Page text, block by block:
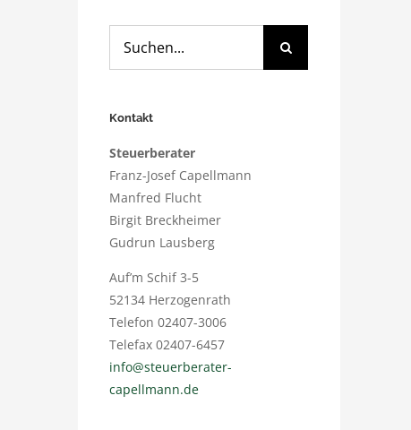
nach:
Kontakt
Steuerberater
Franz-Josef Capellmann
Manfred Flucht
Birgit Breckheimer
Gudrun Lausberg
Auf’m Schif 3-5
52134 Herzogenrath
Telefon 02407-3006
Telefax 02407-6457
info@steuerberater-
capellmann.de